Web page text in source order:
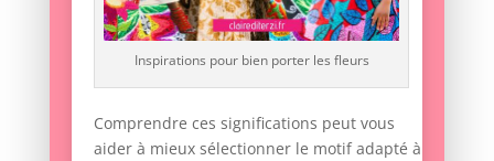
Inspirations pour bien porter les fleurs
Comprendre ces significations peut vous
aider à mieux sélectionner le motif adapté à